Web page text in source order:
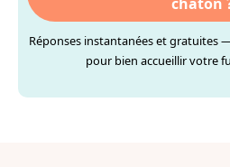
Réponses instantanées et gratuites
pour bien accueillir votre